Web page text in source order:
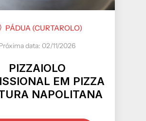
PÁDUA (CURTAROLO)
data: 02/11/2026
PIZZAIOLO
EM PIZZA
NAPOLITANA